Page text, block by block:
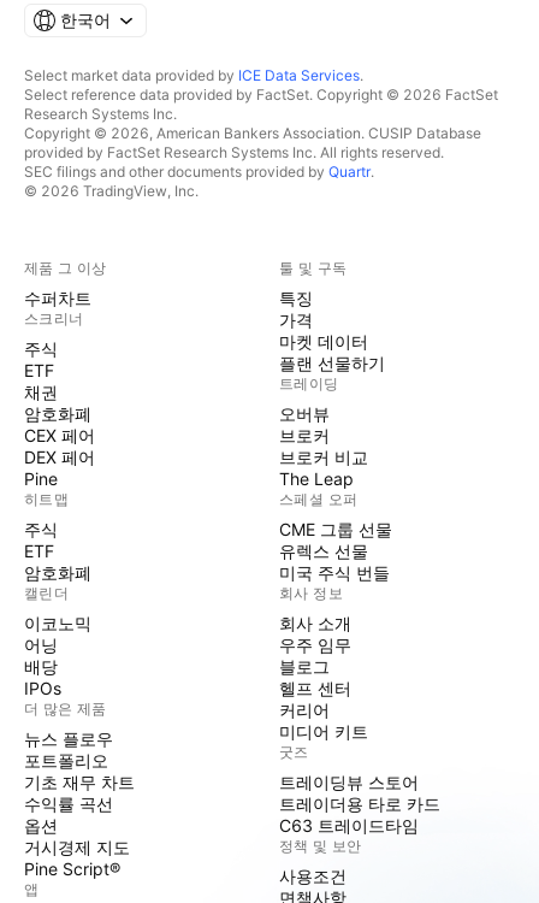
한국어
Select market data provided by ICE Data Services.
Select reference data provided by FactSet. Copyright © 2026 FactSet
Research Systems Inc.
Copyright © 2026, American Bankers Association. CUSIP Database
provided by FactSet Research Systems Inc. All rights reserved.
SEC filings and other documents provided by Quartr.
© 2026 TradingView, Inc.
제품 그 이상
수퍼차트
스크리너
주식
ETF
채권
암호화폐
CEX 페어
DEX 페어
Pine
히트맵
주식
ETF
암호화폐
캘린더
이코노믹
어닝
배당
IPOs
더 많은 제품
뉴스 플로우
포트폴리오
기초 재무 차트
수익률 곡선
옵션
거시경제 지도
Pine Script®
앱
툴 및 구독
특징
가격
마켓 데이터
플랜 선물하기
트레이딩
오버뷰
브로커
브로커 비교
The Leap
스페셜 오퍼
CME 그룹 선물
유렉스 선물
미국 주식 번들
회사 정보
회사 소개
우주 임무
블로그
헬프 센터
커리어
미디어 키트
굿즈
트레이딩뷰 스토어
트레이더용 타로 카드
C63 트레이드타임
정책 및 보안
사용조건
면책사항